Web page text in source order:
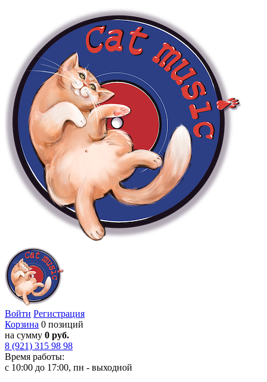
Войти Регистрация
Корзина 0 позиций
на сумму 0 руб.
8 (921) 315 98 98
Время работы:
с 10:00 до 17:00, пн - выходной